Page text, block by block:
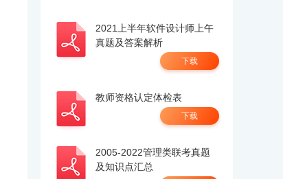
2021上半年软件设计师上午
真题及答案解析
下载
教师资格认定体检表
下载
2005-2022管理类联考真题
及知识点汇总